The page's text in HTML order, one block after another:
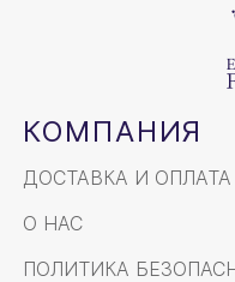
КОМПАНИЯ
ДОСТАВКА И ОПЛАТА
О НАС
ПОЛИТИКА